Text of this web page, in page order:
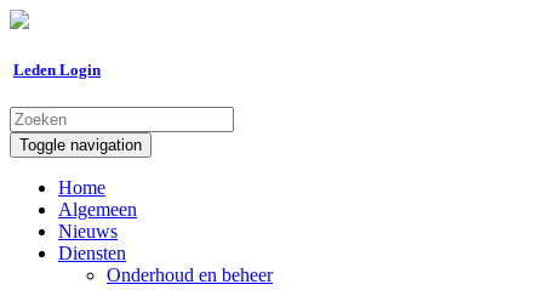
Leden Login
Toggle navigation
Home
Algemeen
Nieuws
Diensten
Onderhoud en beheer